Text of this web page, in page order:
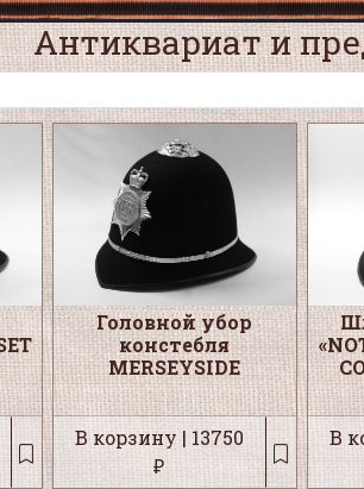
Антиквариат и
Головной убор
констебля
MERSEYSIDE
В корзину | 13750
₽
В